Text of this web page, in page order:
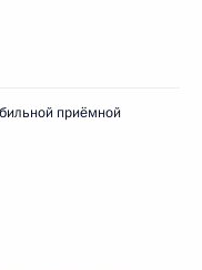
приёмной